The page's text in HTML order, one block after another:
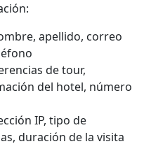
apellido, correo
de tour,
del hotel, número
IP, tipo de
duración de la visita